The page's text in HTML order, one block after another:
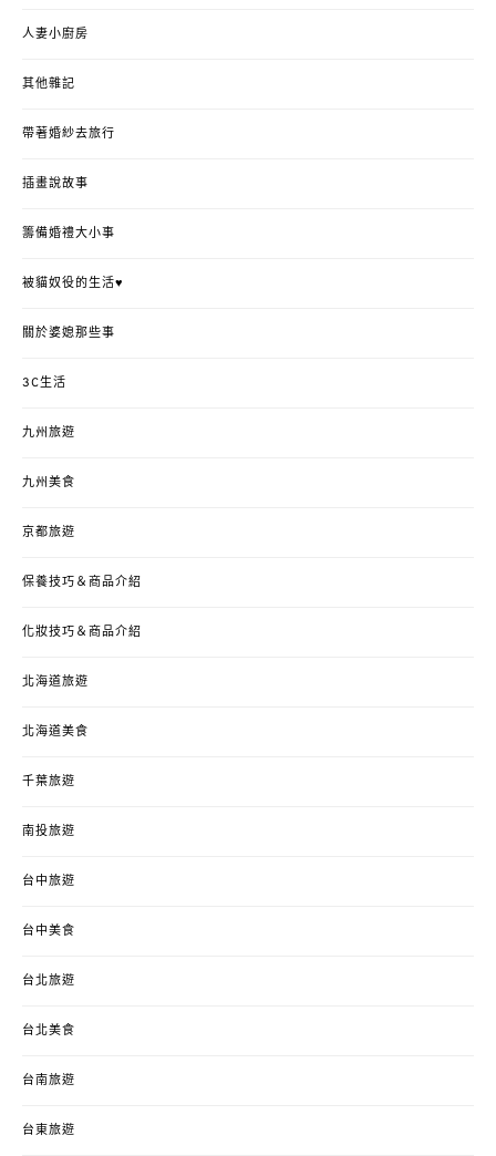
人妻小廚房
其他雜記
帶著婚紗去旅行
插畫說故事
籌備婚禮大小事
被貓奴役的生活♥
關於婆媳那些事
3C生活
九州旅遊
九州美食
京都旅遊
保養技巧＆商品介紹
化妝技巧＆商品介紹
北海道旅遊
北海道美食
千葉旅遊
南投旅遊
台中旅遊
台中美食
台北旅遊
台北美食
台南旅遊
台東旅遊